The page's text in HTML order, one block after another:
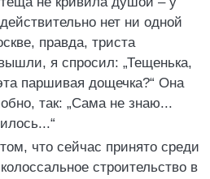
нет ни одной
правда, триста
я спросил: „Тещенька,
паршивая дощечка?“ Она
так: „Сама не знаю...
что сейчас принято среди
строительство в